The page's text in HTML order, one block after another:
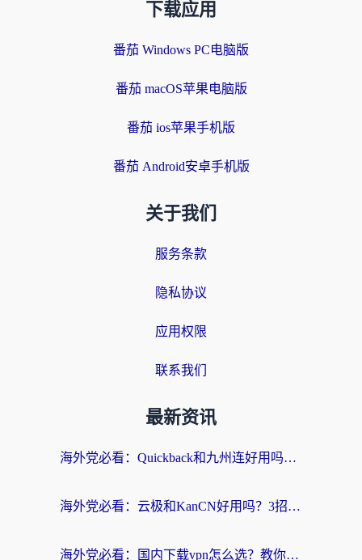
下载应用
番茄 Windows PC电脑版
番茄 macOS苹果电脑版
番茄 ios苹果手机版
番茄 Android安卓手机版
关于我们
服务条款
隐私协议
应用权限
联系我们
最新资讯
海外党必看：Quickback和九州连好用吗？3步选对回国加速器实现无缝刷国内资源
海外党必看：云极和KanCN好用吗？3招教你选对回国加速器（附免费VPN避坑指南）
海外党必看：国内下载vpn怎么选？教你无缝访问国内资源的实用指南